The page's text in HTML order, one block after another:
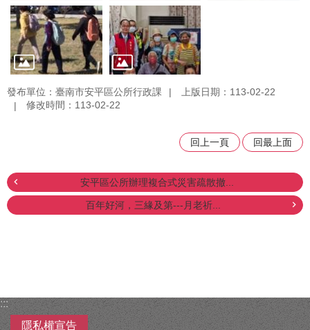
發布單位：臺南市安平區公所行政課
上版日期：113-02-22
修改時間：113-02-22
回上一頁 回最上面
安平區公所辦理複合式災害疏散撤...
百年好河，三緣及第---月老祈...
:::
隱私權宣告